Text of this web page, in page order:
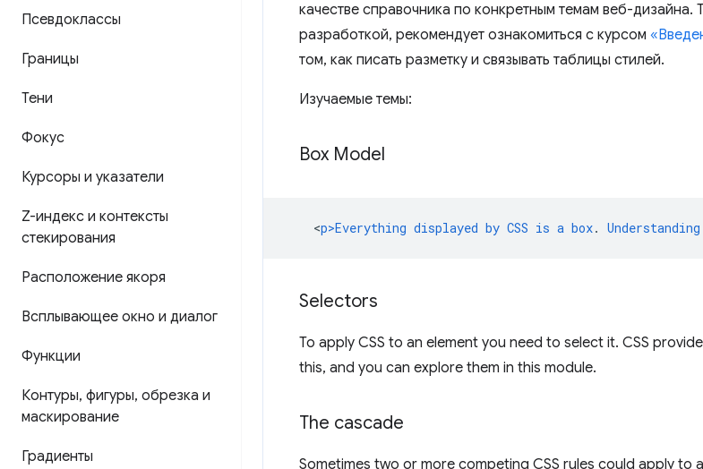
Псевдоклассы
Границы
Тени
Фокус
Курсоры и указатели
Z-индекс и контексты
стекирования
Расположение якоря
Всплывающее окно и диалог
Функции
Контуры, фигуры, обрезка и
маскирование
Градиенты
качестве справочника по конкретным темам веб-дизайна.
разработкой, рекомендует ознакомиться с курсом
том, как писать разметку и связывать таблицы стилей.
Изучаемые темы:
Box Model
<p>Everything displayed by CSS is a box. Understanding
Selectors
To apply CSS to an element you need to select it. CSS
this, and you can explore them in this module.
The cascade
Sometimes two or more competing CSS rules could apply to